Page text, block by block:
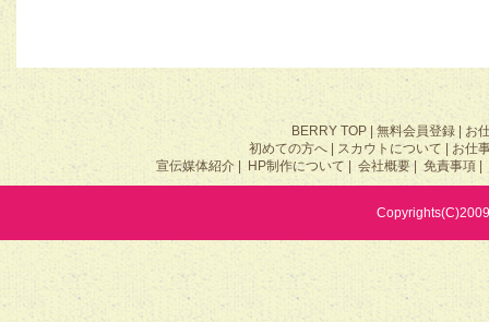
BERRY TOP| 無料会員登録|
お
初めての方へ| スカウトについて
お仕
宣伝媒体紹介| HP制作について 会社概要| 免責事項|